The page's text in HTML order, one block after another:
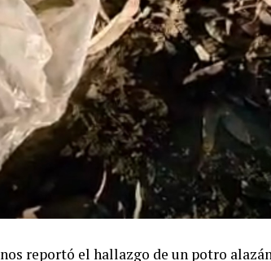
reportó el hallazgo de un potro